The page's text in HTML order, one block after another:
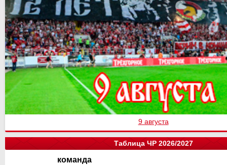
9 августа
Таблица ЧР 2026/2027
команда